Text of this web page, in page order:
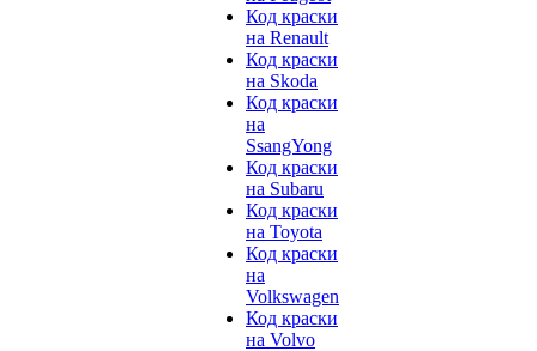
Код краски
на Renault
Код краски
на Skoda
Код краски
на
SsangYong
Код краски
на Subaru
Код краски
на Toyota
Код краски
на
Volkswagen
Код краски
на Volvo